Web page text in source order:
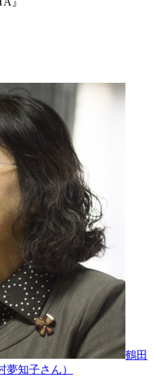
鶴田
知子さん）